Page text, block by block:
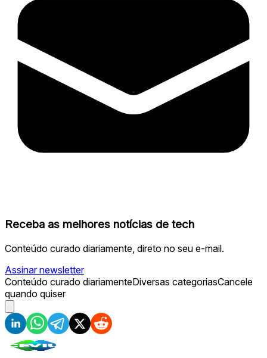
Receba as melhores notícias de tech
Conteúdo curado diariamente, direto no seu e-mail.
Assinar newsletter
Conteúdo curado diariamenteDiversas categoriasCancele
quando quiser